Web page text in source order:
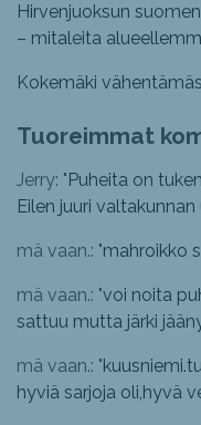
Hirvenjuoksun
– mitaleita
Kokemäki
Tuoreimmat
Jerry: " Puheita on
Eilen juuri
mä vaan.: "mahroikko
mä vaan.: "voi noita
sattuu mutta järki
mä vaan.: "
hyviä sarjoja oli,hyvä